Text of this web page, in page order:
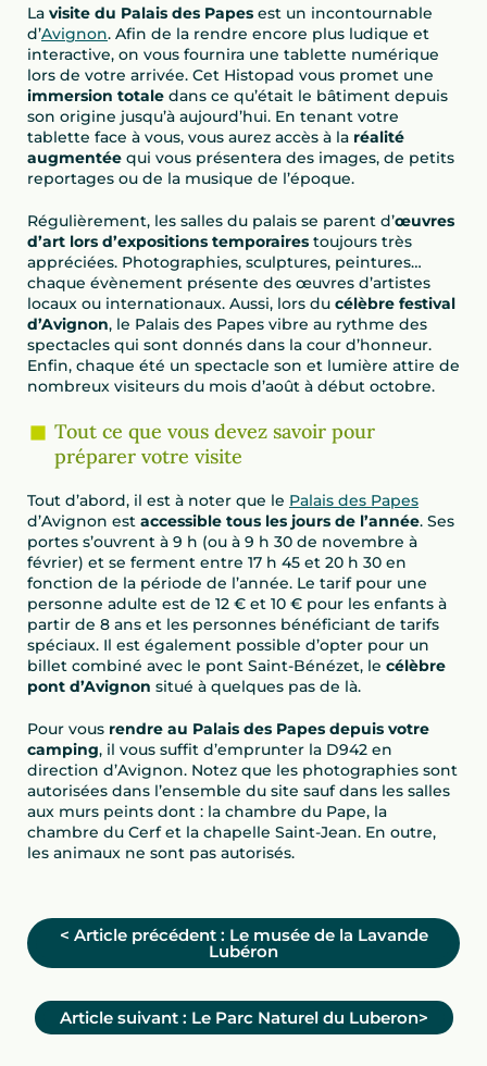
La visite du Palais des Papes est un incontournable
d’Avignon. Afin de la rendre encore plus ludique et
interactive, on vous fournira une tablette numérique
lors de votre arrivée. Cet Histopad vous promet une
immersion totale dans ce qu’était le bâtiment depuis
son origine jusqu’à aujourd’hui. En tenant votre
tablette face à vous, vous aurez accès à la réalité
augmentée qui vous présentera des images, de petits
reportages ou de la musique de l’époque.
Régulièrement, les salles du palais se parent d’œuvres
d’art lors d’expositions temporaires toujours très
appréciées. Photographies, sculptures, peintures…
chaque évènement présente des œuvres d’artistes
locaux ou internationaux. Aussi, lors du célèbre festival
d’Avignon, le Palais des Papes vibre au rythme des
spectacles qui sont donnés dans la cour d’honneur.
Enfin, chaque été un spectacle son et lumière attire de
nombreux visiteurs du mois d’août à début octobre.
Tout ce que vous devez savoir pour
préparer votre visite
Tout d’abord, il est à noter que le Palais des Papes
d’Avignon est accessible tous les jours de l’année. Ses
portes s’ouvrent à 9 h (ou à 9 h 30 de novembre à
février) et se ferment entre 17 h 45 et 20 h 30 en
fonction de la période de l’année. Le tarif pour une
personne adulte est de 12 € et 10 € pour les enfants à
partir de 8 ans et les personnes bénéficiant de tarifs
spéciaux. Il est également possible d’opter pour un
billet combiné avec le pont Saint-Bénézet, le célèbre
pont d’Avignon situé à quelques pas de là.
Pour vous rendre au Palais des Papes depuis votre
camping, il vous suffit d’emprunter la D942 en
direction d’Avignon. Notez que les photographies sont
autorisées dans l’ensemble du site sauf dans les salles
aux murs peints dont : la chambre du Pape, la
chambre du Cerf et la chapelle Saint-Jean. En outre,
les animaux ne sont pas autorisés.
< Article précédent : Le musée de la Lavande
Lubéron
Article suivant : Le Parc Naturel du Luberon>